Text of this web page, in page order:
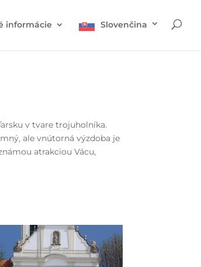
informácie Slovenčina
v tvare trojuholníka.
ale vnútorná výzdoba je
atrakciou Vácu,